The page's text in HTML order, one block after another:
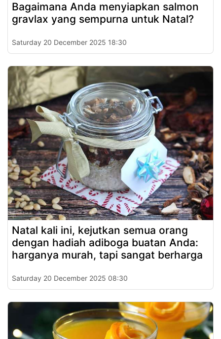
Bagaimana Anda menyiapkan salmon
gravlax yang sempurna untuk Natal?
Saturday 20 December 2025 18:30
Natal kali ini, kejutkan semua orang
dengan hadiah adiboga buatan Anda:
harganya murah, tapi sangat berharga
Saturday 20 December 2025 08:30